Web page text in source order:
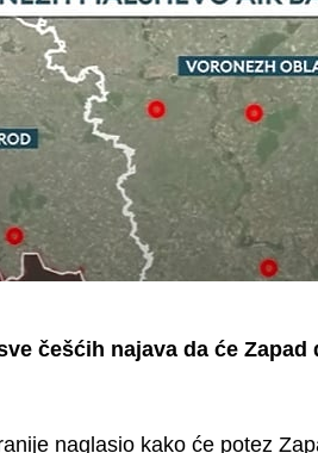
češćih najava da će
naglasio kako će potez